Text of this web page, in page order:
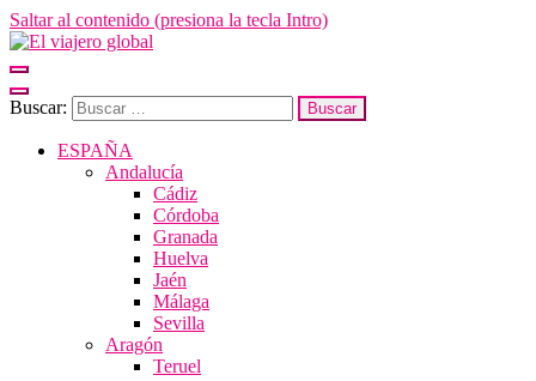
Saltar al contenido (presiona la tecla Intro)
forma sensorial, desde su música hasta su arquitectura o sus sabores
Buscar:
ESPAÑA
Andalucía
Cádiz
Córdoba
Granada
Huelva
Jaén
Málaga
Sevilla
Aragón
Teruel